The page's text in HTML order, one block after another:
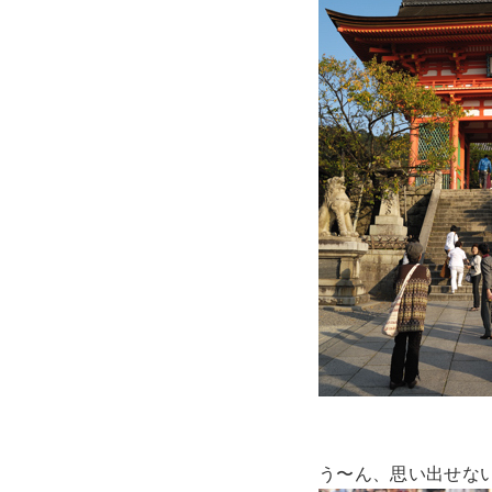
う〜ん、思い出せな